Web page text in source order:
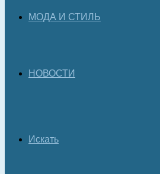
МОДА И СТИЛЬ
НОВОСТИ
Искать